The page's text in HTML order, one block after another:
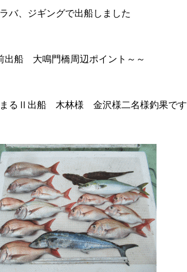
バ、ジギングで出船しました
出船 大鳴門橋周辺ポイント～～
るⅡ出船 木林様 金沢様二名様釣果です